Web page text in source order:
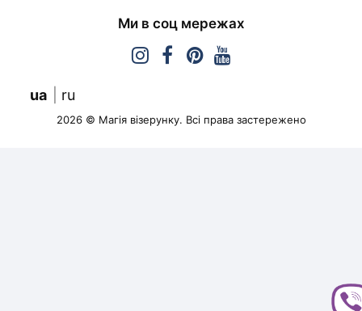
Ми в соц мережах
ua ru
2026 © Магія візерунку. Всі права застережено